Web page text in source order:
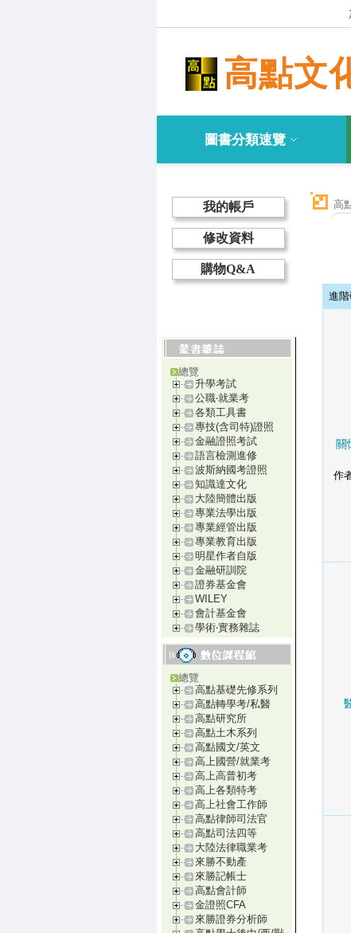
高點文
圖書分類速覽
我的帳戶
修改資料
購物Q&A
總覽
升學考試
公職‧就業考
各類工具書
專技(含司特)證照
金融證照考試
語言檢測進修
波斯納國考證照
知識達文化
大陸簡體出版
專業法學出版
專業經管出版
專業教育出版
明星作者自版
金融研訓院
證券基金會
WILEY
會計基金會
學術‧實務雜誌
總覽
高點基礎先修系列
高點轉學考/私醫
高點研究所
高點土木系列
高點國文/英文
高上國營/就業考
高上高普初考
高上各類特考
高上社會工作師
高點律師司法官
高點司法四等
大陸法律職業考
來勝不動產
來勝記帳士
高點會計師
金證照CFA
來勝證券分析師
高
進
關
作